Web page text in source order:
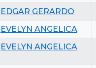
EDGAR GERARDO
EVELYN ANGELICA
EVELYN ANGELICA